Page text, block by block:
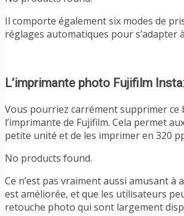
Il comporte également six modes de
réglages automatiques pour s’adapter
L’imprimante photo Fujifilm
Vous pourriez carrément supprimer
l’imprimante de Fujifilm. Cela permet
petite unité et de les imprimer en 320
No products found.
Ce n’est pas vraiment aussi amusant
est améliorée, et que les utilisateurs
retouche photo qui sont largement